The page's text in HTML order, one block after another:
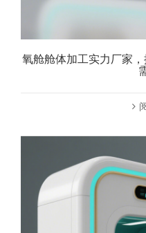
氧舱舱体加工实力厂家